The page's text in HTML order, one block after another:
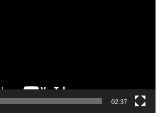
02:37